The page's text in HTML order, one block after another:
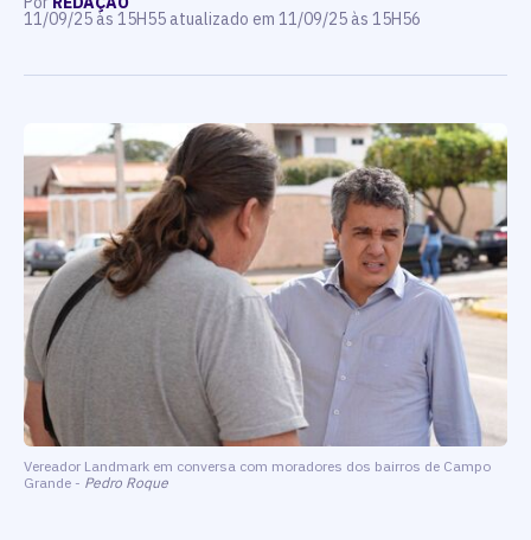
11/09/25 às 15H55 atualizado em 11/09/25 às 15H56
Vereador Landmark em conversa com moradores dos bairros de Campo
Grande - Pedro Roque